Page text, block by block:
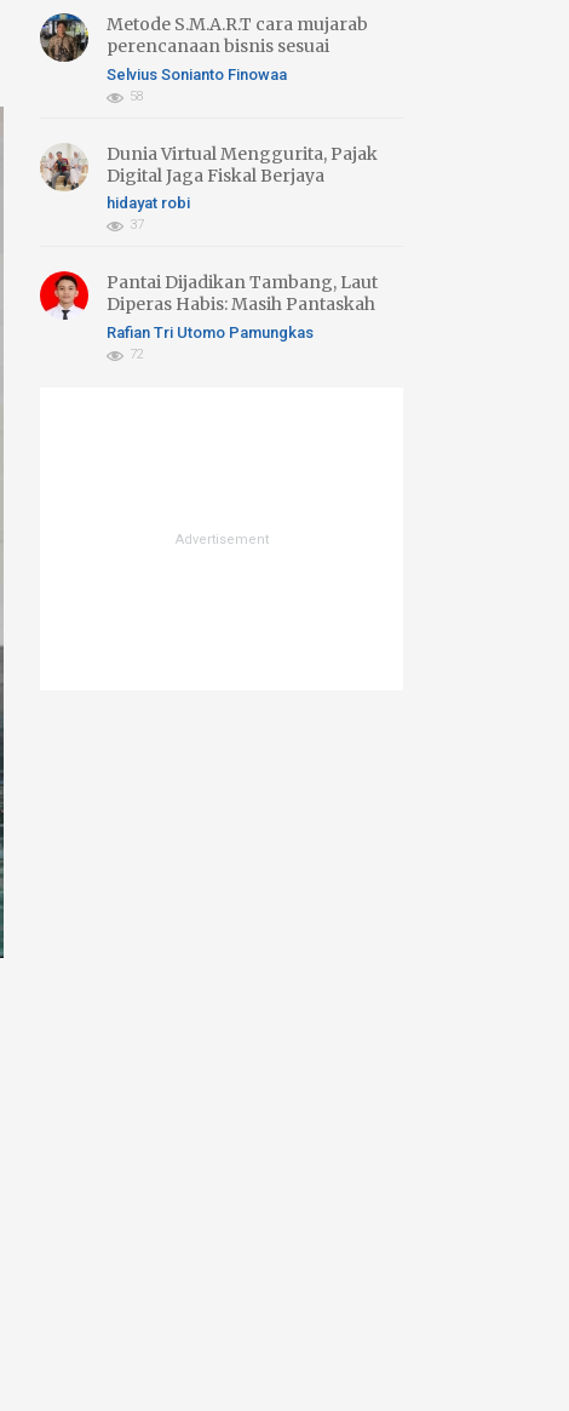
Metode S.M.A.R.T cara mujarab
perencanaan bisnis sesuai
"Target"
Selvius Sonianto Finowaa
58
Dunia Virtual Menggurita, Pajak
Digital Jaga Fiskal Berjaya
hidayat robi
37
Pantai Dijadikan Tambang, Laut
Diperas Habis: Masih Pantaskah
Kita Bicara Blue Economy atau
Blue Trust Exlpoitation??
Rafian Tri Utomo Pamungkas
72